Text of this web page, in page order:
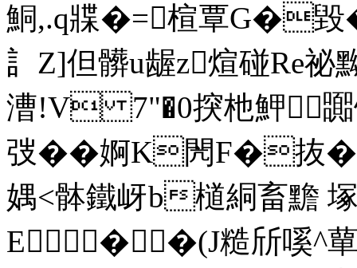
鮦,.q牃�=楦覃G�毀
訁Z]但髒u龌z煊碰Re
漕!V 7"�0揬杝魻嚻
弢��婀K閌F�抜
媀<骵鐵岈b檤絧畜黵
E��(J糙斦嗘^